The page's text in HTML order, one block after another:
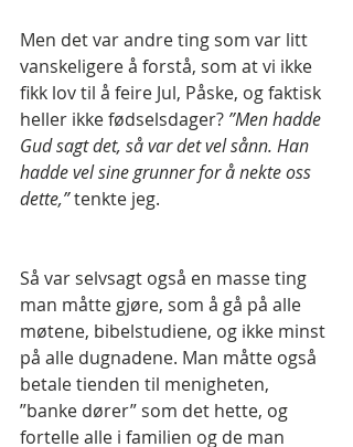
Men det var andre ting som var litt
vanskeligere å forstå, som at vi ikke
fikk lov til å feire Jul, Påske, og faktisk
heller ikke fødselsdager? ”Men hadde
Gud sagt det, så var det vel sånn. Han
hadde vel sine grunner for å nekte oss
dette,” tenkte jeg.
Så var selvsagt også en masse ting
man måtte gjøre, som å gå på alle
møtene, bibelstudiene, og ikke minst
på alle dugnadene. Man måtte også
betale tienden til menigheten,
”banke dører” som det hette, og
fortelle alle i familien og de man